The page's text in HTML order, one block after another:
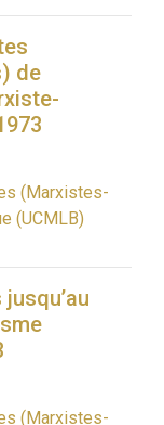
de
(Marxistes-
(UCMLB)
(Marxistes-